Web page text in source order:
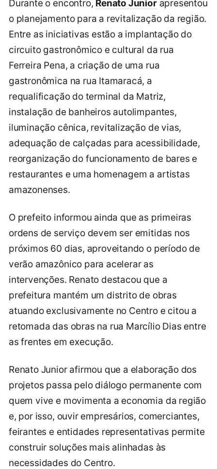
Durante o encontro, Renato Juniorapresentou
o planejamento para a revitalização da região.
Entre as iniciativas estão a implantação do
circuito gastronômico e cultural da rua
Ferreira Pena, a criação de uma rua
gastronômica na rua Itamaracá, a
requalificação do terminal da Matriz,
instalação de banheiros autolimpantes,
iluminação cênica, revitalização de vias,
adequação de calçadas para acessibilidade,
reorganização do funcionamento de bares e
restaurantes e uma homenagem a artistas
amazonenses.
O prefeito informou ainda que as primeiras
ordens de serviço devem ser emitidas nos
próximos 60 dias, aproveitando o período de
verão amazônico para acelerar as
intervenções. Renato destacou que a
prefeitura mantém um distrito de obras
atuando exclusivamente no Centro e citou a
retomada das obras na rua Marcílio Dias entre
as frentes em execução.
Renato Junior afirmou que a elaboração dos
projetos passa pelo diálogo permanente com
quem vive e movimenta a economia da região
e, por isso, ouvir empresários, comerciantes,
feirantes e entidades representativas permite
construir soluções mais alinhadas às
necessidades do Centro.